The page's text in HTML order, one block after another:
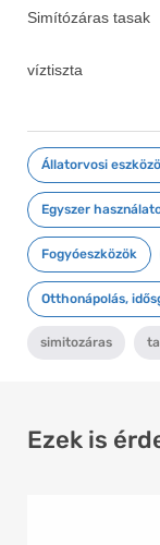
Simítózáras tasak
víztiszta
Állatorvosi
Egyszer
Fogyóeszközök
Otthonápolás,
simitozáras
Ezek is